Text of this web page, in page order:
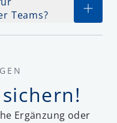
Teams?
Ergänzung oder